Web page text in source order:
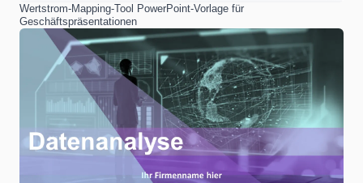
Wertstrom-Mapping-Tool PowerPoint-Vorlage für
Geschäftspräsentationen